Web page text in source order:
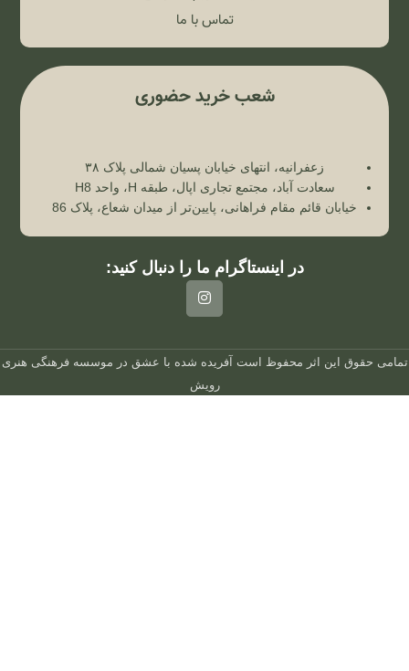
تماس با ما
شعب خرید حضوری
زعفرانیه، انتهای خیابان پسیان شمالی پلاک ۳۸
سعادت آباد، مجتمع تجاری اپال، طبقه H، واحد H8
خیابان قائم مقام فراهانی، پایین‌تر از میدان شعاع، پلاک 86
در اینستاگرام ما را دنبال کنید:
تمامی حقوق این اثر محفوظ است آفریده شده با عشق در موسسه فرهنگی هنری
رویش